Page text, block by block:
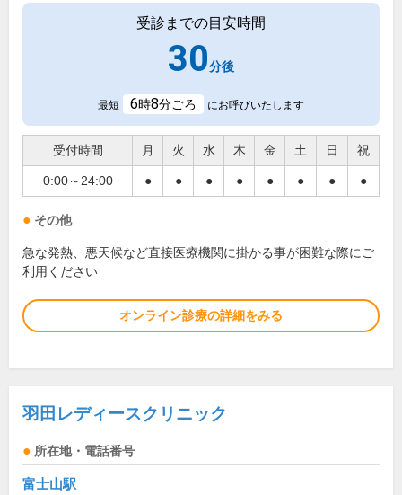
受診までの目安時間
30分後
最短 6時8分ごろ にお呼びいたします
受付時間 月 火 水 木 金 土 日 祝
0:00～24:00 ● ● ● ● ● ● ● ●
その他
急な発熱、悪天候など直接医療機関に掛かる事が困難な際にご
利用ください
オンライン診療の詳細をみる
羽田レディースクリニック
所在地・電話番号
富士山駅